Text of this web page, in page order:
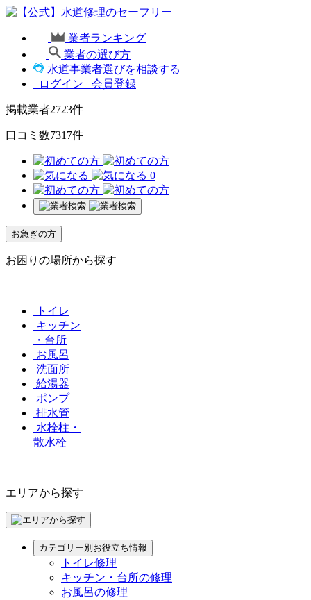
業者ランキング
業者の選び方
水道事業者選びを相談する
ログイン
会員登録
掲載業者2723件
口コミ数7317件
0
お急ぎの方
お困りの場所から探す
トイレ
キッチン
・台所
お風呂
洗面所
給湯器
ポンプ
排水管
水栓柱・
散水栓
エリアから探す
カテゴリー別お役立ち情報
トイレ修理
キッチン・台所の修理
お風呂の修理